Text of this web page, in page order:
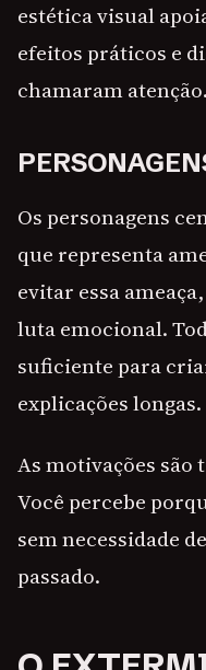
estética visual
efeitos práticos e
chamaram atenção.
Os personagens
que representa
evitar essa
luta emocional.
suficiente para
explicações longas.
As motivações são
Você percebe
sem necessidade
passado.